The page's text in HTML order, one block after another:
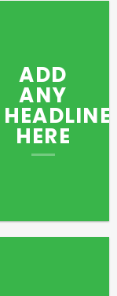
ADD
ANY
HEADLINE
HERE